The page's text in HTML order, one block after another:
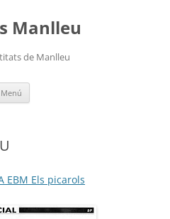
Manlleu
de Manlleu
Menú
EBM Els picarols